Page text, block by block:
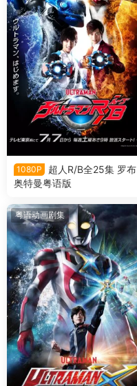
1080P
超人R/B全25集 罗布
奥特曼粤语版
粤语动画剧集